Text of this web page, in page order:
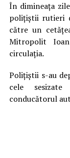
În dimineața
polițiștii rutieri
către un
Mitropolit
circulația.
Polițiștii s-au
cele
conducătorul